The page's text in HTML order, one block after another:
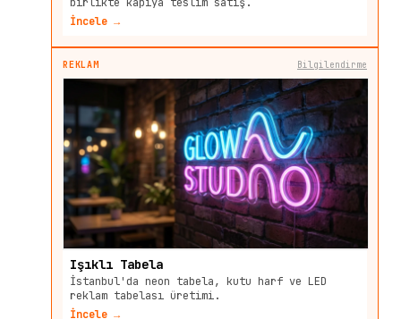
birlikte kapıya teslim satış.
İncele →
REKLAM Bilgilendirme
Işıklı Tabela
İstanbul'da neon tabela, kutu harf ve LED
reklam tabelası üretimi.
İncele →